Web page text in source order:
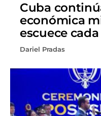
Cuba
económica
escuece
Dariel Pradas